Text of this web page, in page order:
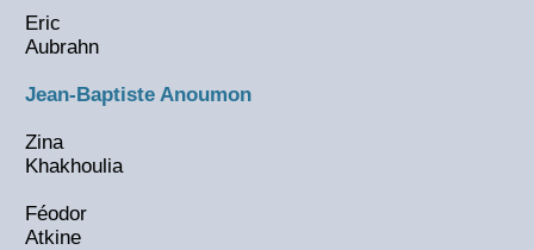
Eric
Aubrahn
Jean-Baptiste Anoumon
Zina
Khakhoulia
Féodor
Atkine